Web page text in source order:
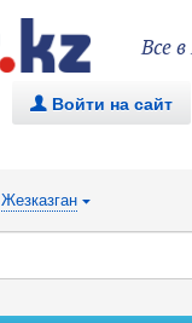
Все
. Войти на сайт
Жезказган {